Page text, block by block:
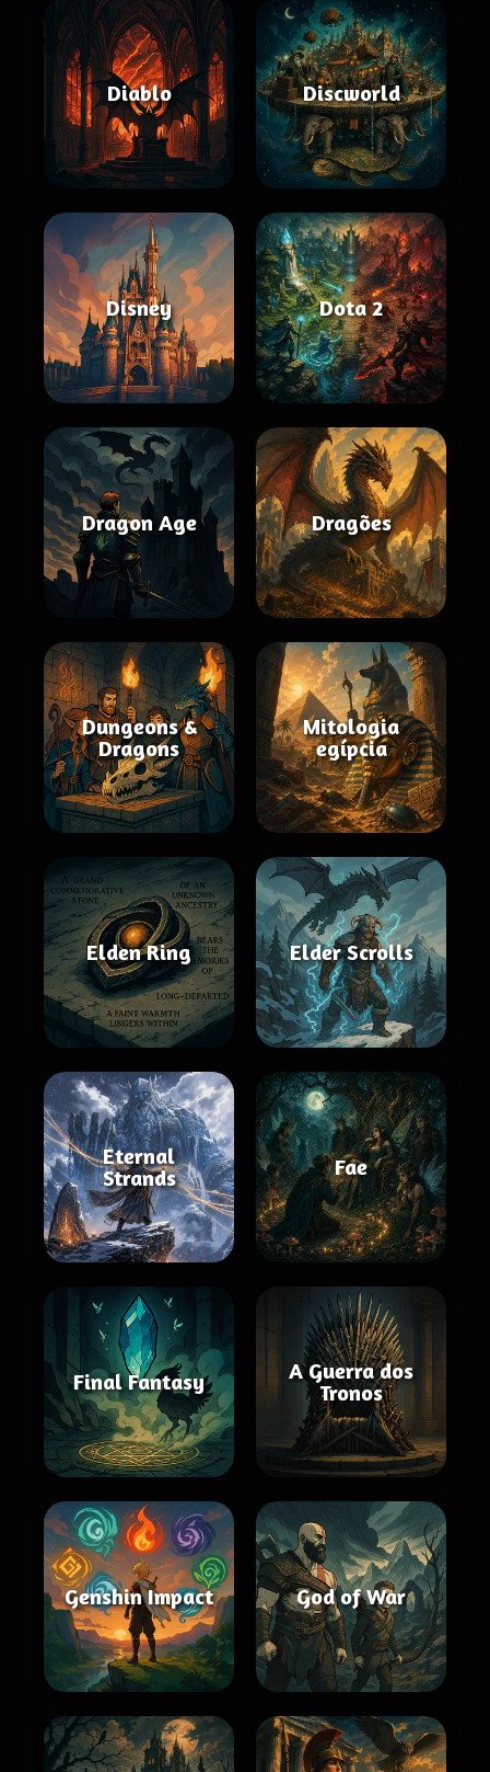
Diablo Discworld
Disney Dota 2
Dragon Age Dragões
Dungeons &
Dragons
Mitologia
egípcia
Elden Ring Elder Scrolls
Eternal
Strands
Fae
Final Fantasy
A Guerra dos
Tronos
Genshin Impact God of War